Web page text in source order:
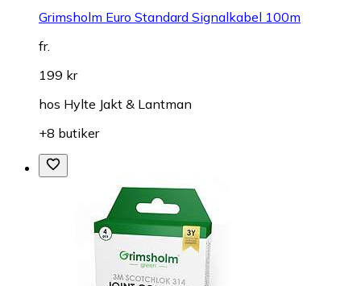
Grimsholm Euro Standard Signalkabel 100m
fr.
199 kr
hos Hylte Jakt & Lantman
+8 butiker